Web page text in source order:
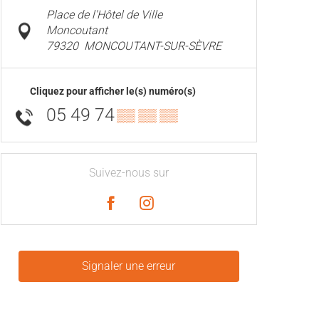
Place de l'Hôtel de Ville
Moncoutant
79320 MONCOUTANT-SUR-SÈVRE
Cliquez pour afficher le(s) numéro(s)
05 49 74▒▒ ▒▒ ▒▒
Suivez-nous sur
Signaler une erreur